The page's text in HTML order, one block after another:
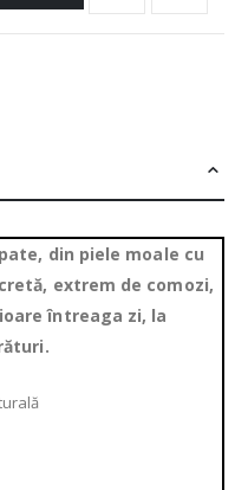
din piele moale cu
extrem de comozi,
întreaga zi, la